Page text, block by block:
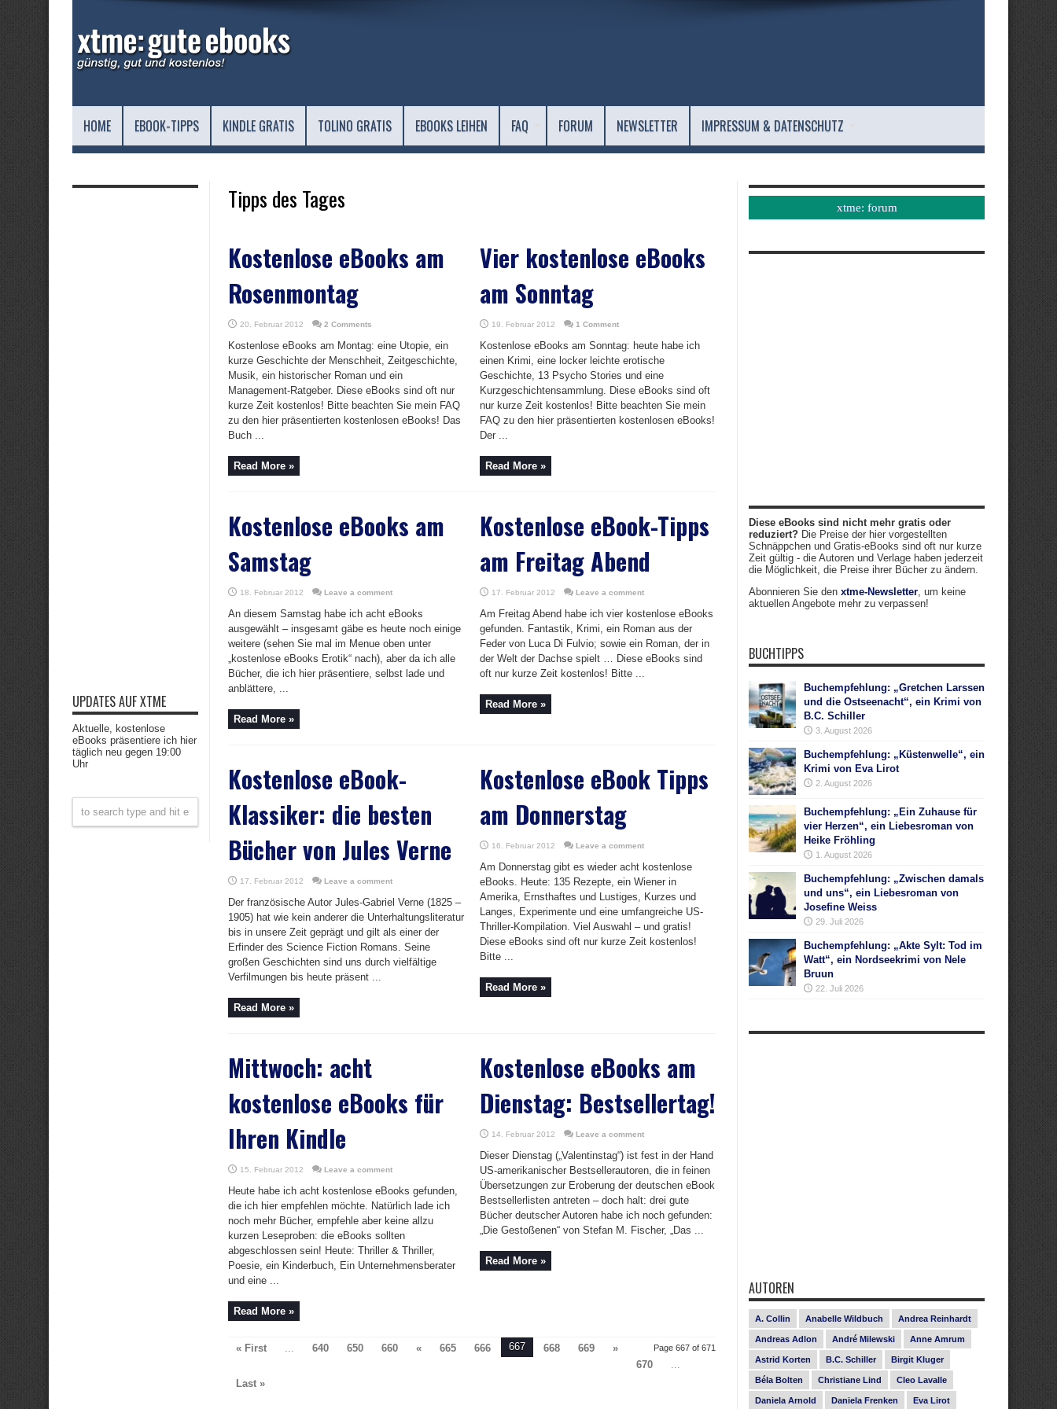
HOME EBOOK-TIPPS KINDLE GRATIS TOLINO GRATIS EBOOKS LEIHEN FAQ FORUM NEWSLETTER IMPRESSUM & DATENSCHUTZ
Tipps des Tages
Kostenlose eBooks am
Rosenmontag
20. Februar 2012 2 Comments
Kostenlose eBooks am Montag: eine Utopie, ein
kurze Geschichte der Menschheit, Zeitgeschichte,
Musik, ein historischer Roman und ein
Management-Ratgeber. Diese eBooks sind oft nur
kurze Zeit kostenlos! Bitte beachten Sie mein FAQ
zu den hier präsentierten kostenlosen eBooks! Das
Buch ...
Read More »
Vier kostenlose eBooks
am Sonntag
19. Februar 2012 1 Comment
Kostenlose eBooks am Sonntag: heute habe ich
einen Krimi, eine locker leichte erotische
Geschichte, 13 Psycho Stories und eine
Kurzgeschichtensammlung. Diese eBooks sind oft
nur kurze Zeit kostenlos! Bitte beachten Sie mein
FAQ zu den hier präsentierten kostenlosen eBooks!
Der ...
Read More »
Kostenlose eBooks am
Samstag
18. Februar 2012 Leave a comment
An diesem Samstag habe ich acht eBooks
ausgewählt – insgesamt gäbe es heute noch einige
weitere (sehen Sie mal im Menue oben unter
„kostenlose eBooks Erotik“ nach), aber da ich alle
Bücher, die ich hier präsentiere, selbst lade und
anblättere, ...
Read More »
Kostenlose eBook-Tipps
am Freitag Abend
17. Februar 2012 Leave a comment
Am Freitag Abend habe ich vier kostenlose eBooks
gefunden. Fantastik, Krimi, ein Roman aus der
Feder von Luca Di Fulvio; sowie ein Roman, der in
der Welt der Dachse spielt … Diese eBooks sind
oft nur kurze Zeit kostenlos! Bitte ...
Read More »
Kostenlose eBook-
Klassiker: die besten
Bücher von Jules Verne
17. Februar 2012 Leave a comment
Der französische Autor Jules-Gabriel Verne (1825 –
1905) hat wie kein anderer die Unterhaltungsliteratur
bis in unsere Zeit geprägt und gilt als einer der
Erfinder des Science Fiction Romans. Seine
großen Geschichten sind uns durch vielfältige
Verfilmungen bis heute präsent ...
Read More »
Kostenlose eBook Tipps
am Donnerstag
16. Februar 2012 Leave a comment
Am Donnerstag gibt es wieder acht kostenlose
eBooks. Heute: 135 Rezepte, ein Wiener in
Amerika, Ernsthaftes und Lustiges, Kurzes und
Langes, Experimente und eine umfangreiche US-
Thriller-Kompilation. Viel Auswahl – und gratis!
Diese eBooks sind oft nur kurze Zeit kostenlos!
Bitte ...
Read More »
Mittwoch: acht
kostenlose eBooks für
Ihren Kindle
15. Februar 2012 Leave a comment
Heute habe ich acht kostenlose eBooks gefunden,
die ich hier empfehlen möchte. Natürlich lade ich
noch mehr Bücher, empfehle aber keine allzu
kurzen Leseproben: die eBooks sollten
abgeschlossen sein! Heute: Thriller & Thriller,
Poesie, ein Kinderbuch, Ein Unternehmensberater
und eine ...
Read More »
Kostenlose eBooks am
Dienstag: Bestsellertag!
14. Februar 2012 Leave a comment
Dieser Dienstag („Valentinstag“) ist fest in der Hand
US-amerikanischer Bestsellerautoren, die in feinen
Übersetzungen zur Eroberung der deutschen eBook
Bestsellerlisten antreten – doch halt: drei gute
Bücher deutscher Autoren habe ich noch gefunden:
„Die Gestoßenen“ von Stefan M. Fischer, „Das ...
Read More »
Page 667 of 671
« First ... 640 650 660 « 665 666 667 668 669
»
670
...
Last »
UPDATES AUF XTME
Aktuelle, kostenlose
eBooks präsentiere ich hier
täglich neu gegen 19:00
Uhr
xtme: forum
Diese eBooks sind nicht mehr gratis oder
reduziert? Die Preise der hier vorgestellten
Schnäppchen und Gratis-eBooks sind oft nur kurze
Zeit gültig - die Autoren und Verlage haben jederzeit
die Möglichkeit, die Preise ihrer Bücher zu ändern.
Abonnieren Sie den xtme-Newsletter, um keine
aktuellen Angebote mehr zu verpassen!
BUCHTIPPS
Buchempfehlung: „Gretchen Larssen
und die Ostseenacht“, ein Krimi von
B.C. Schiller
3. August 2026
Buchempfehlung: „Küstenwelle“, ein
Krimi von Eva Lirot
2. August 2026
Buchempfehlung: „Ein Zuhause für
vier Herzen“, ein Liebesroman von
Heike Fröhling
1. August 2026
Buchempfehlung: „Zwischen damals
und uns“, ein Liebesroman von
Josefine Weiss
29. Juli 2026
Buchempfehlung: „Akte Sylt: Tod im
Watt“, ein Nordseekrimi von Nele
Bruun
22. Juli 2026
AUTOREN
A. Collin Anabelle Wildbuch Andrea Reinhardt
Andreas Adlon André Milewski Anne Amrum
Astrid Korten B.C. Schiller Birgit Kluger
Béla Bolten Christiane Lind Cleo Lavalle
Daniela Arnold Daniela Frenken Eva Lirot